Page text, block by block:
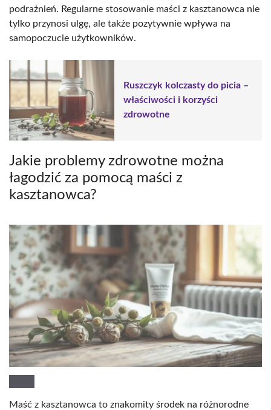
podrażnień. Regularne stosowanie maści z kasztanowca nie
tylko przynosi ulgę, ale także pozytywnie wpływa na
samopoczucie użytkowników.
Ruszczyk kolczasty do picia –
właściwości i korzyści
zdrowotne
Jakie problemy zdrowotne można
łagodzić za pomocą maści z
kasztanowca?
Maść z kasztanowca to znakomity środek na różnorodne